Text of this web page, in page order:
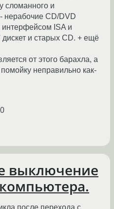
сломанного и
нерабочие CD/DVD
ISA и
и старых CD. + ещё
от этого барахла, а
неправильно как-
выключение
после перехода с